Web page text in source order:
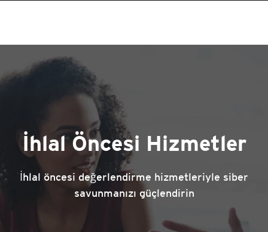
İhlal Öncesi Hizmetler
İhlal öncesi değerlendirme hizmetleriyle siber
savunmanızı güçlendirin